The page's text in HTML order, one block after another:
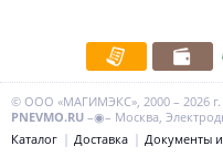
© ООО «МАГИМЭКС», 2000 – 2026 г.
PNEVMO.RU –◉– Москва,
Каталог
Доставка Документы